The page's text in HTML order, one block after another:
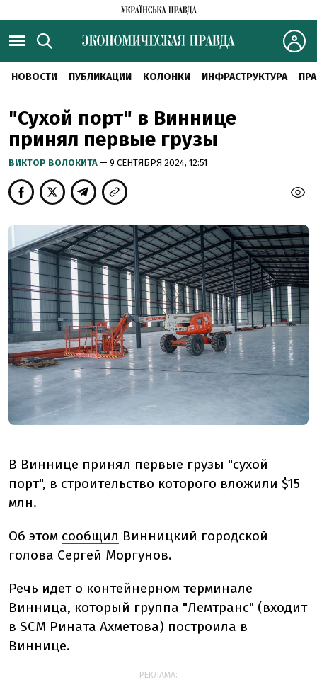
НОВОСТИ ПУБЛИКАЦИИ КОЛОНКИ ИНФРАСТРУКТУРА
"Сухой порт" в Виннице
принял первые грузы
ВИКТОР ВОЛОКИТА — 9 СЕНТЯБРЯ 2024, 12:51
В Виннице принял первые грузы "сухой
порт", в строительство которого вложили $15
млн.
Об этом сообщил Винницкий городской
голова Сергей Моргунов.
Речь идет о контейнерном терминале
Винница, который группа "Лемтранс" (входит
в SCM Рината Ахметова) построила в
Виннице.
РЕКЛАМА: